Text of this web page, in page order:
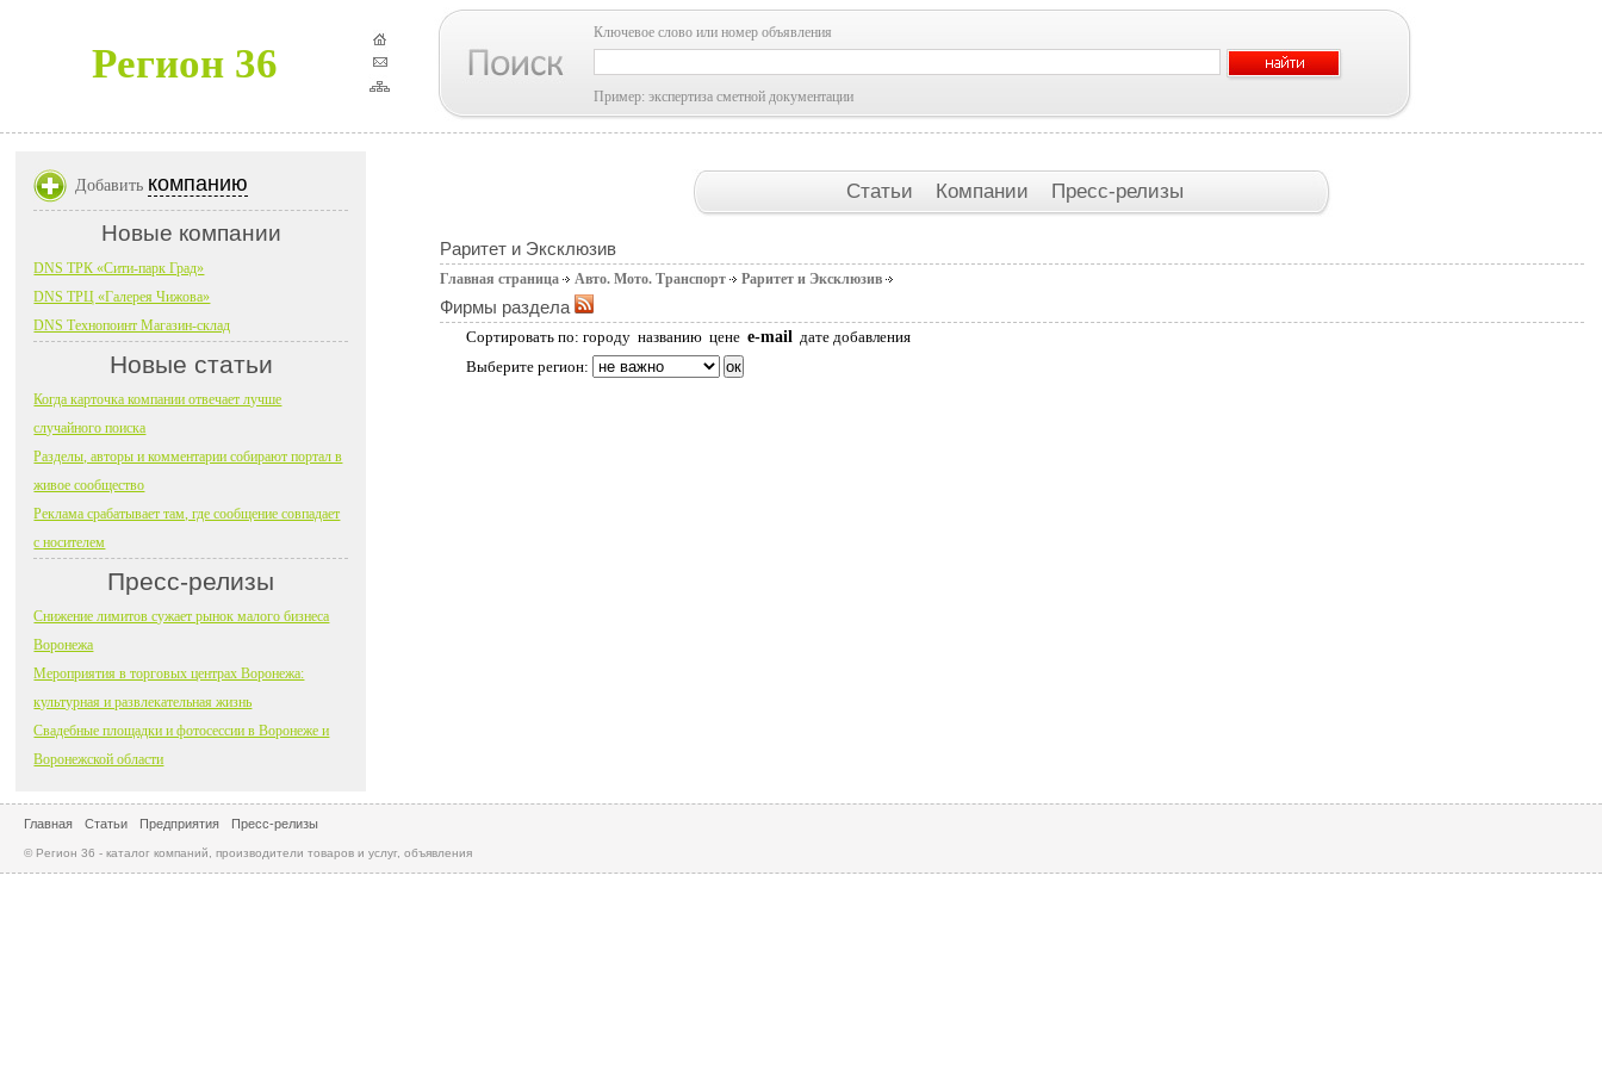
Регион 36
Ключевое слово или номер объявления
Пример: экспертиза сметной документации
Статьи Компании Пресс-релизы
Раритет и Эксклюзив
Главная страница Авто. Мото. Транспорт Раритет и Эксклюзив
Фирмы раздела
Сортировать по: городу названию цене e-mail дате добавления
Выберите регион:
Добавить компанию
Новые компании
DNS ТРК «Сити-парк Град»
DNS ТРЦ «Галерея Чижова»
DNS Технопоинт Магазин-склад
Новые статьи
Когда карточка компании отвечает лучше
случайного поиска
Разделы, авторы и комментарии собирают портал в
живое сообщество
Реклама срабатывает там, где сообщение совпадает
с носителем
Пресс-релизы
Снижение лимитов сужает рынок малого бизнеса
Воронежа
Мероприятия в торговых центрах Воронежа:
культурная и развлекательная жизнь
Свадебные площадки и фотосессии в Воронеже и
Воронежской области
Главная Статьи Предприятия Пресс-релизы
© Регион 36 - каталог компаний, производители товаров и услуг, объявления